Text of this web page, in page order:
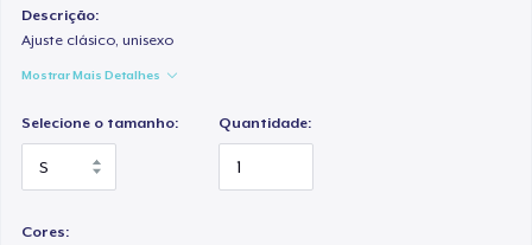
Descrição:
Ajuste clásico, unisexo
Mostrar Mais Detalhes
Selecione o tamanho: Quantidade:
Cores: